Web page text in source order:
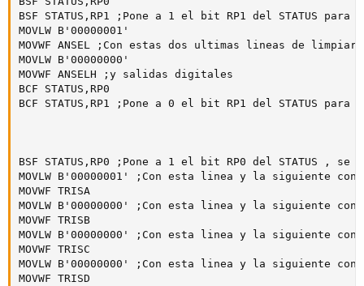
BSF STATUS,RP1 ;Pone a 1 el bit RP1 del STATUS
MOVLW B'00000001'
MOVWF ANSEL ;Con estas dos ultimas lineas de
MOVLW B'00000000'
MOVWF ANSELH ;y salidas digitales
BCF STATUS,RP0
BCF STATUS,RP1 ;Pone a 0 el bit RP1 del STATUS
BSF STATUS,RP0 ;Pone a 1 el bit RP0 del STATUS ,
MOVLW B'00000001' ;Con esta linea y la siguiente
MOVWF TRISA
MOVLW B'00000000' ;Con esta linea y la siguiente
MOVWF TRISB
MOVLW B'00000000' ;Con esta linea y la siguiente
MOVWF TRISC
MOVLW B'00000000' ;Con esta linea y la siguiente
MOVWF TRISD